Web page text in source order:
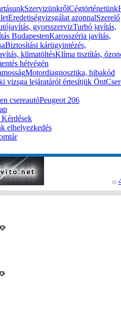
SzervizünkrőlCégtörténetünk
Eredetiségvizsgálat azonnalSzerelő
gyorsszervizTurbó javítás,
BudapestenKarosszéria javítás,
Biztosítási kárügyintézés,
klímatöltésKlíma tisztítás,
hétvégén
Motordiagnosztika, hibakód
vizsga lejáratáról értesítjük Önt
csereautóPeugeot 206
elhelyezkedés